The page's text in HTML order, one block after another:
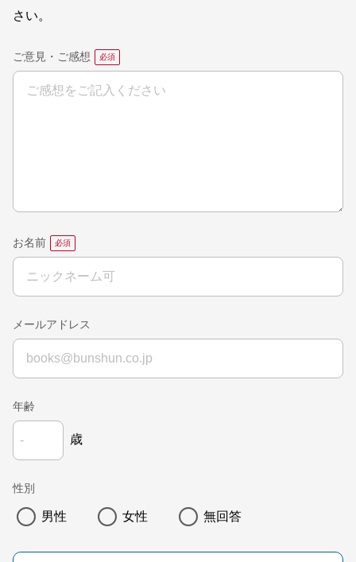
さい。
ご意見・ご感想
お名前
メールアドレス
年齢
歳
性別
男性 女性 無回答